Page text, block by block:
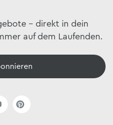
– direkt in dein
auf dem Laufenden.